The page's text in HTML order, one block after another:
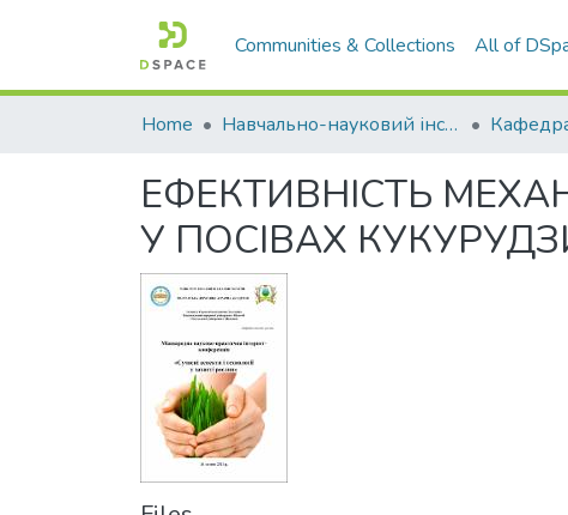
Communities & Collections All of
Home Навчально-науковий інститут агротехнологій, селекції та екології
ЕФЕКТИВНІСТЬ
У ПОСІВАХ